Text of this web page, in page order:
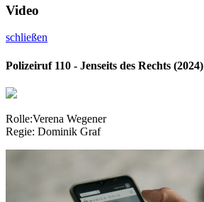
Video
schließen
Polizeiruf 110 - Jenseits des Rechts (2024)
Rolle:Verena Wegener
Regie: Dominik Graf